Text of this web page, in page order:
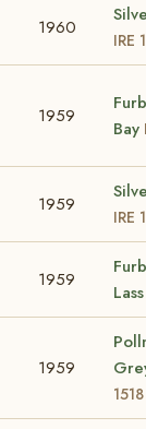
1960
IRE
1959
Bay
1959
IRE
1959
1959
1518